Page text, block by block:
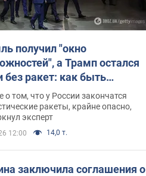
получил "окно
а Трамп остался
без ракет: как быть
Интервью с Мельником
о том, что у России закончатся
ракеты, крайне опасно,
эксперт
12:00 14,0 т.
заключила соглашения о